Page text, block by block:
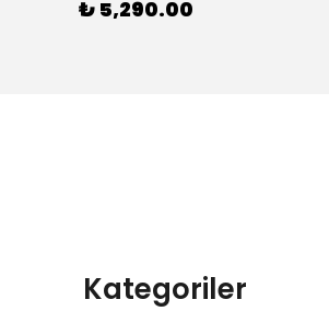
₺ 5,290.00
Kategoriler